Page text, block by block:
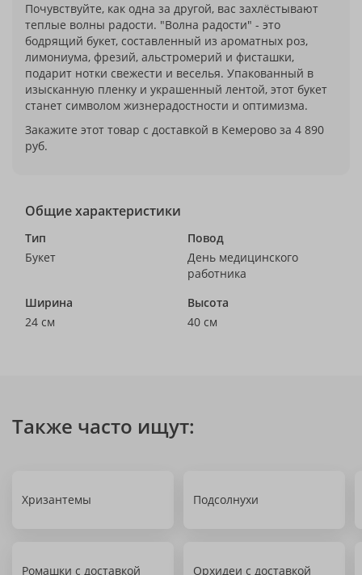
Почувствуйте, как одна за другой, вас захлёстывают
теплые волны радости. "Волна радости" - это
бодрящий букет, составленный из ароматных роз,
лимониума, фрезий, альстромерий и фисташки,
подарит нотки свежести и веселья. Упакованный в
изысканную пленку и украшенный лентой, этот букет
станет символом жизнерадостности и оптимизма.
Закажите этот товар с доставкой в Кемерово за 4 890
руб.
Общие характеристики
Тип
Букет
Повод
День медицинского
работника
Ширина
24 см
Высота
40 см
Также часто ищут:
Хризантемы Подсолнухи
Ромашки с доставкой Орхидеи с доставкой